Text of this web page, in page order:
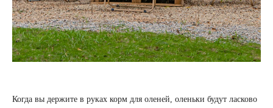
Когда вы держите в руках корм для оленей, оленьки будут ласково